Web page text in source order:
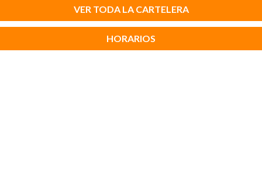
VER TODA LA CARTELERA
HORARIOS